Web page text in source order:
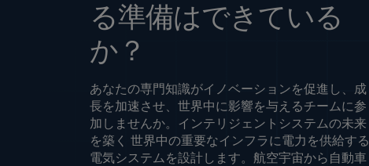
る準備はできている
か？
あなたの専門知識がイノベーションを促進し、成
長を加速させ、世界中に影響を与えるチームに参
加しませんか。インテリジェントシステムの未来
を築く 世界中の重要なインフラに電力を供給する
電気システムを設計します。航空宇宙から自動車